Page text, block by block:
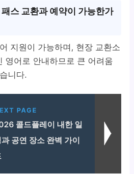
스 교환과 예약이 가능한가
지원이 가능하며, 현장 교환소
영어로 안내하므로 큰 어려움
니다.
PAGE
콜드플레이 내한 일
과 공연 장소 완벽 가이